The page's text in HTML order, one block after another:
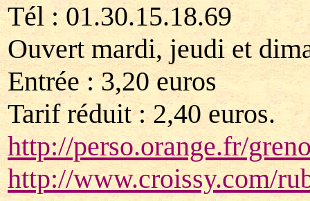
Tél : 01.30.15.18.69
Ouvert mardi, jeudi et
Entrée : 3,20 euros
Tarif réduit : 2,40 euros.
http://perso.orange.fr/
http://www.croissy.com/